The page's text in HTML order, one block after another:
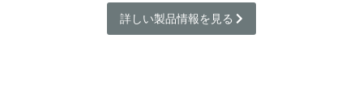
詳しい製品情報を見る